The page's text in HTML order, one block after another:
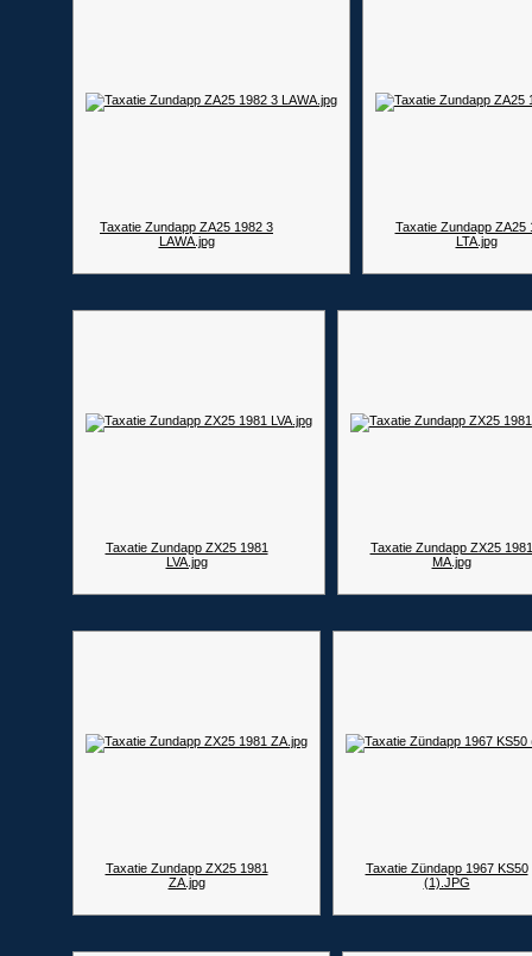
Taxatie Zundapp ZA25 1982 3
LAWA.jpg
Taxatie Zundapp ZA25
LTA.jpg
Taxatie Zundapp ZX25 1981
LVA.jpg
Taxatie Zundapp ZX25 1981
MA.jpg
Taxatie Zundapp ZX25 1981
ZA.jpg
Taxatie Zündapp 1967 KS50
(1).JPG